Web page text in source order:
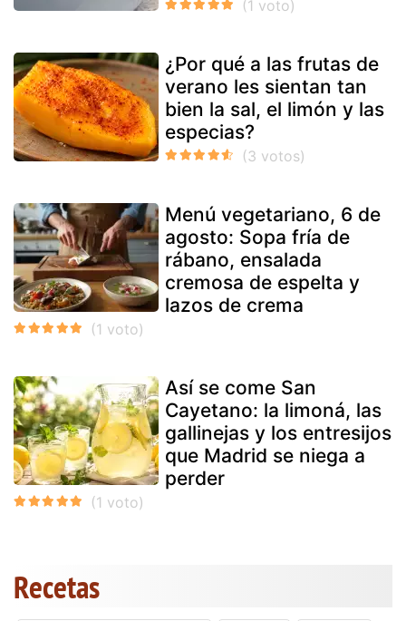
¿Por qué a las frutas de
verano les sientan tan
bien la sal, el limón y las
especias?
Menú vegetariano, 6 de
agosto: Sopa fría de
rábano, ensalada
cremosa de espelta y
lazos de crema
Así se come San
Cayetano: la limoná, las
gallinejas y los entresijos
que Madrid se niega a
perder
Recetas